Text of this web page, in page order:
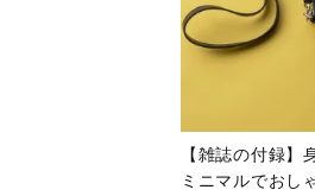
【雑誌の付録】
ミニマルでおし